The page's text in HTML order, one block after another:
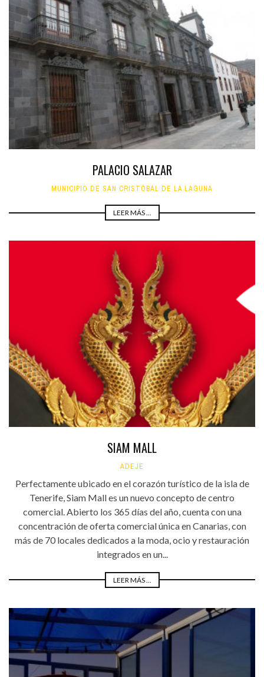
PALACIO SALAZAR
MUNICIPIO DE SAN CRISTÓBAL DE LA LAGUNA
LEER MÁS ...
SIAM MALL
ADEJE
Perfectamente ubicado en el corazón turístico de la isla de
Tenerife, Siam Mall es un nuevo concepto de centro
comercial. Abierto los 365 días del año, cuenta con una
concentración de oferta comercial única en Canarias, con
más de 70 locales dedicados a la moda, ocio y restauración
integrados en un...
LEER MÁS ...